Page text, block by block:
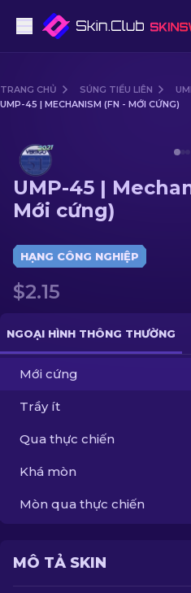
Tầm trung
Súng trường
Súng trường Bắn tỉa
Găng tay
Khác
TRANG CHỦ SÚNG TIỂU LIÊN
UMP-45 | MECHANISM (FN - MỚI CỨNG)
UMP-45 |
Mới cứng)
HẠNG CÔNG NGHIỆP
$2.15
NGOẠI HÌNH THÔNG THƯỜNG
Mới cứng
Trầy ít
Qua thực chiến
Khá mòn
Mòn qua thực chiến
MÔ TẢ SKIN